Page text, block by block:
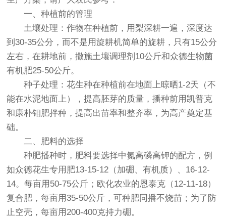
一、种植前的管理
土壤处理：作物在种植前，用梨深耕一遍，深度达
到30-35公分，而不是用旋耕机简单的旋耕，只有15公分
左右，在耕地前，撒施土壤调理剂10公斤和众德生物菌
有机肥25-50公斤。
种子处理：花生种在种植前在地面上晾晒1-2天（不
能在水泥地面上），提高胚芽的质量，播种前用凯普克
和康朴钼肥拌种，提高出苗率和整齐率，为高产奠定基
础。
二、肥料的选择
种肥播种时，肥料要选择中氮高磷高钾的配方，例
如众德花生专用肥13-15-12（加硼、有机质）、16-12-
14。每亩用50-75公斤；欧化农业的恩泰克（12-11-18）
复合肥，每亩用35-50公斤，可种肥同播不烧苗；为了防
止空壳，每亩用200-400克持力硼。